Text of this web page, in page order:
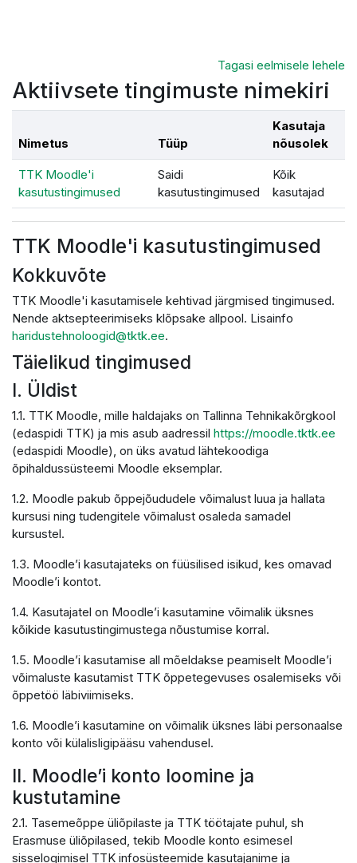
Tagasi eelmisele lehele
Aktiivsete tingimuste nimekiri
Nimetus Tüüp
Kasutaja
nõusolek
TTK Moodle'i
kasutustingimused
Saidi
kasutustingimused
Kõik
kasutajad
TTK Moodle'i kasutustingimused
Kokkuvõte
TTK Moodle'i kasutamisele kehtivad järgmised tingimused.
Nende aktsepteerimiseks klõpsake allpool. Lisainfo
haridustehnoloogid@tktk.ee.
Täielikud tingimused
I. Üldist
1.1. TTK Moodle, mille haldajaks on Tallinna Tehnikakõrgkool
(edaspidi TTK) ja mis asub aadressil https://moodle.tktk.ee
(edaspidi Moodle), on üks avatud lähtekoodiga
õpihaldussüsteemi Moodle eksemplar.
1.2. Moodle pakub õppejõududele võimalust luua ja hallata
kursusi ning tudengitele võimalust osaleda samadel
kursustel.
1.3. Moodle’i kasutajateks on füüsilised isikud, kes omavad
Moodle’i kontot.
1.4. Kasutajatel on Moodle’i kasutamine võimalik üksnes
kõikide kasutustingimustega nõustumise korral.
1.5. Moodle’i kasutamise all mõeldakse peamiselt Moodle’i
võimaluste kasutamist TTK õppetegevuses osalemiseks või
õppetöö läbiviimiseks.
1.6. Moodle’i kasutamine on võimalik üksnes läbi personaalse
konto või külalisligipääsu vahendusel.
II. Moodle’i konto loomine ja
kustutamine
2.1. Tasemeõppe üliõpilaste ja TTK töötajate puhul, sh
Erasmuse üliõpilased, tekib Moodle konto esimesel
sisselogimisel TTK infosüsteemide kasutajanime ja